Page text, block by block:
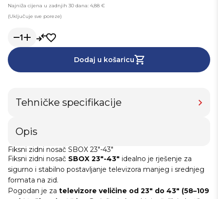
Najniža cijena u zadnjih 30 dana: 4,88 €
(Uključuje sve poreze)
1
Dodaj u košaricu
Tehničke specifikacije
Opis
Fiksni zidni nosač SBOX 23"-43"
Fiksni zidni nosač SBOX 23"-43" idealno je rješenje za
sigurno i stabilno postavljanje televizora manjeg i srednjeg
formata na zid.
Pogodan je za televizore veličine od 23" do 43" (58–109